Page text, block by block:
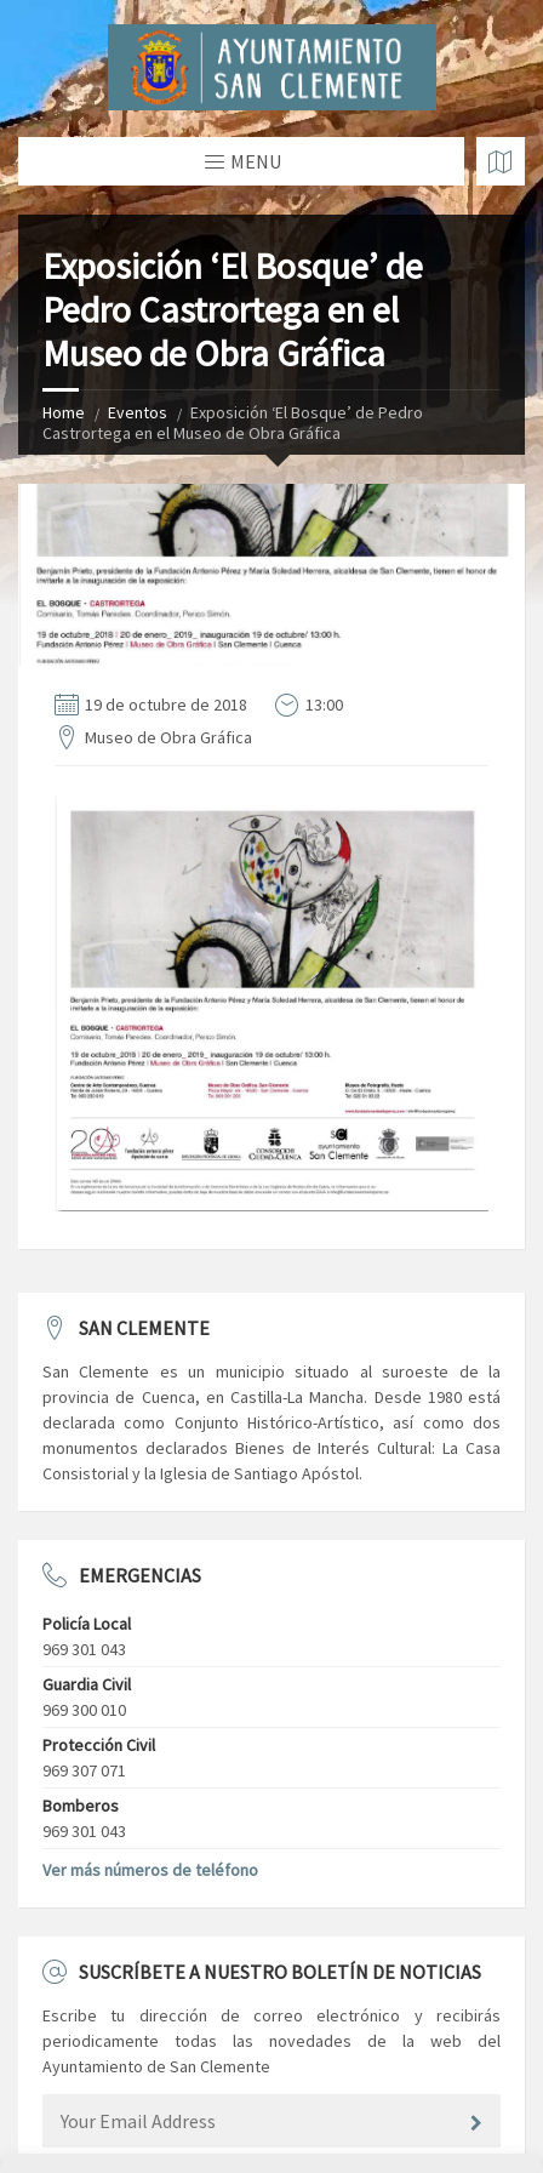
MENU
Exposición ‘El Bosque’ de
Pedro Castrortega en el
Museo de Obra Gráfica
Home Eventos
Exposición ‘El Bosque’ de Pedro
Castrortega en el Museo de Obra Gráfica
19 de octubre de 2018
13:00
Museo de Obra Gráfica
SAN CLEMENTE
San Clemente es un municipio situado al suroeste de la
provincia de Cuenca, en Castilla-La Mancha. Desde 1980 está
declarada como Conjunto Histórico-Artístico, así como dos
monumentos declarados Bienes de Interés Cultural: La Casa
Consistorial y la Iglesia de Santiago Apóstol.
EMERGENCIAS
Policía Local
969 301 043
Guardia Civil
969 300 010
Protección Civil
969 307 071
Bomberos
969 301 043
Ver más números de teléfono
SUSCRÍBETE A NUESTRO BOLETÍN DE NOTICIAS
Escribe tu dirección de correo electrónico y recibirás
periodicamente todas las novedades de la web del
Ayuntamiento de San Clemente